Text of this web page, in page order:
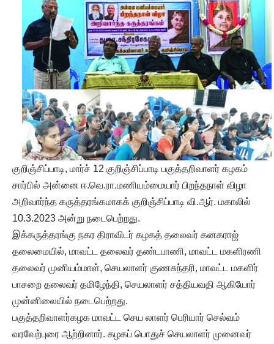
குறிஞ்சிப்பாடி, மார்ச் 12 குறிஞ்சிப்பாடி பகுத்தறிவாளர் கழகம்
சார்பில் அன்னை ஈ.வெ.ரா.மணியம்மையார் பிறந்தநாள் விழா
அறிவார்ந்த கருத்தரங்கமாகக் குறிஞ்சிப்பாடி வி.ஆர். மகாலில்
10.3.2023 அன்று நடைபெற்றது.
இக்கருத்தரங்கு நகர திராவிடர் கழகத் தலைவர் கனகராஜ்
தலைமையில், மாவட்ட தலைவர் தண்டபாணி, மாவட்ட மகளிரணி
தலைவர் முனியம்மாள், செயலாளர் குணசுந்தரி, மாவட்ட மகளிர்
பாசறை தலைவர் தமிழேந்தி, செயலாளர் சத்தியவதி ஆகியோர்
முன்னிலையில் நடைபெற்றது.
பகுத்தறிவாளர்கழக மாவட்ட செய லாளர் பெரியார் செல்வம்
வரவேற்புரை ஆற்றினார். கழகப் பொதுச் செயலாளர் முனைவர்